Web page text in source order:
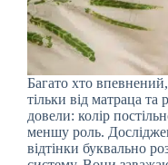
Багато хто
тільки від матраца
довели: колір
меншу роль.
відтінки буквально